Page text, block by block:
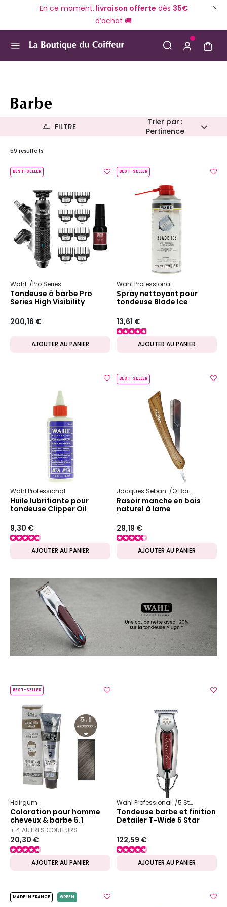
En ce moment,livraison offerte dès 35€
d’achat 🚚
Barbe
Trier par :
Pertinence
FILTRE
59 résultats
BEST-SELLER
Wahl Pro Series
Tondeuse à barbe Pro
Series High Visibility
200,16 €
AJOUTER AU PANIER
BEST-SELLER
Wahl Professional
Spray nettoyant pour
tondeuse Blade Ice
13,61 €
AJOUTER AU PANIER
Wahl Professional
Huile lubrifiante pour
tondeuse Clipper Oil
9,30 €
AJOUTER AU PANIER
BEST-SELLER
Jacques Seban O Barber
Rasoir manche en bois
naturel à lame
interchangeable O'Barber
29,19 €
AJOUTER AU PANIER
BEST-SELLER
Hairgum
Coloration pour homme
cheveux & barbe 5.1
châtain clair
+ 4 AUTRES COULEURS
DISPONIBLES
20,30 €
AJOUTER AU PANIER
Wahl Professional 5 Star Series
Tondeuse barbe et finition
Detailer T-Wide 5 Star
Series
122,59 €
AJOUTER AU PANIER
MADE IN FRANCE GREEN